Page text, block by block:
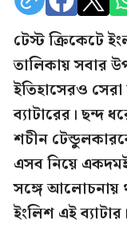
টেস্ট ক্রিকেটে
তালিকায় সবার
ইতিহাসেরও
ব্যাটারের। ছন্দ
শচীন
এসব নিয়ে
সঙ্গে আলোচনায়
ইংলিশ এই ব্যাটার।